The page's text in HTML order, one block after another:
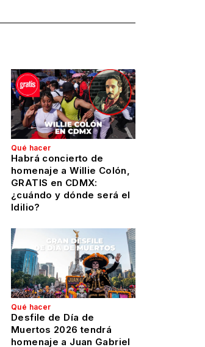
Qué hacer
Habrá concierto de
homenaje a Willie Colón,
GRATIS en CDMX:
¿cuándo y dónde será el
Idilio?
Qué hacer
Desfile de Día de
Muertos 2026 tendrá
homenaje a Juan Gabriel